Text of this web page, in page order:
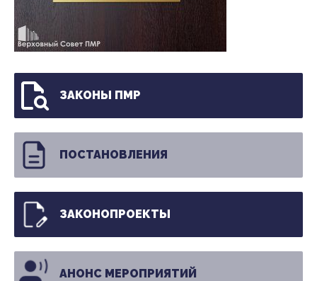
ЗАКОНЫ ПМР
ПОСТАНОВЛЕНИЯ
ЗАКОНОПРОЕКТЫ
АНОНС МЕРОПРИЯТИЙ